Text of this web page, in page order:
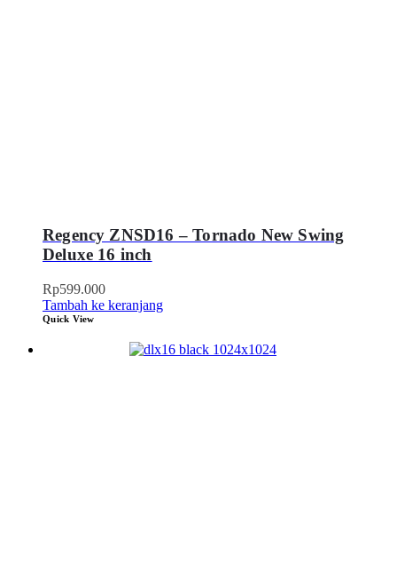
Regency ZNSD16 – Tornado New Swing
Deluxe 16 inch
Rp599.000
Tambah ke keranjang
Quick View